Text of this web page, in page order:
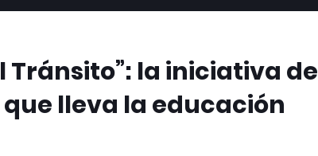
Tránsito”: la iniciativa de
lleva la educación